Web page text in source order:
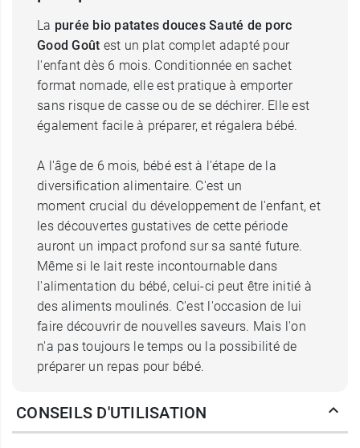
La purée bio patates douces Sauté de porc
Good Goût est un plat complet adapté pour
l'enfant dès 6 mois. Conditionnée en sachet
format nomade, elle est pratique à emporter
sans risque de casse ou de se déchirer. Elle est
également facile à préparer, et régalera bébé.
A l'âge de 6 mois, bébé est à l'étape de la
diversification alimentaire. C'est un
moment crucial du développement de l'enfant, et
les découvertes gustatives de cette période
auront un impact profond sur sa santé future.
Même si le lait reste incontournable dans
l'alimentation du bébé, celui-ci peut être initié à
des aliments moulinés. C'est l'occasion de lui
faire découvrir de nouvelles saveurs. Mais l'on
n'a pas toujours le temps ou la possibilité de
préparer un repas pour bébé.
Purée de patates douces et sauté
de porc : un repas complet par
CONSEILS D'UTILISATION